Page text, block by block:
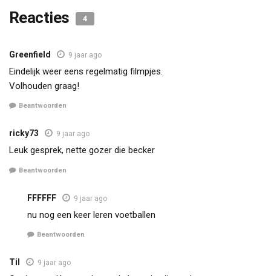
Reacties 4
Greenfield 9 jaar ago
Eindelijk weer eens regelmatig filmpjes.
Volhouden graag!
Beantwoorden
ricky73 9 jaar ago
Leuk gesprek, nette gozer die becker
Beantwoorden
FFFFFF 9 jaar ago
nu nog een keer leren voetballen
Beantwoorden
Til 9 jaar ago